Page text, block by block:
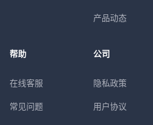
产品动态
帮助
在线客服
常见问题
公司
隐私政策
用户协议